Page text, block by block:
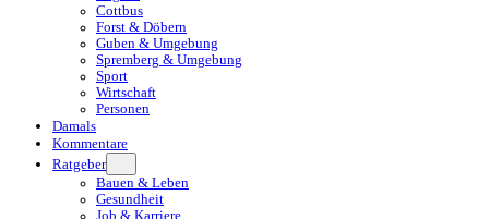
Cottbus
Forst & Döbern
Guben & Umgebung
Spremberg & Umgebung
Sport
Wirtschaft
Personen
Damals
Kommentare
Ratgeber
Bauen & Leben
Gesundheit
Job & Karriere